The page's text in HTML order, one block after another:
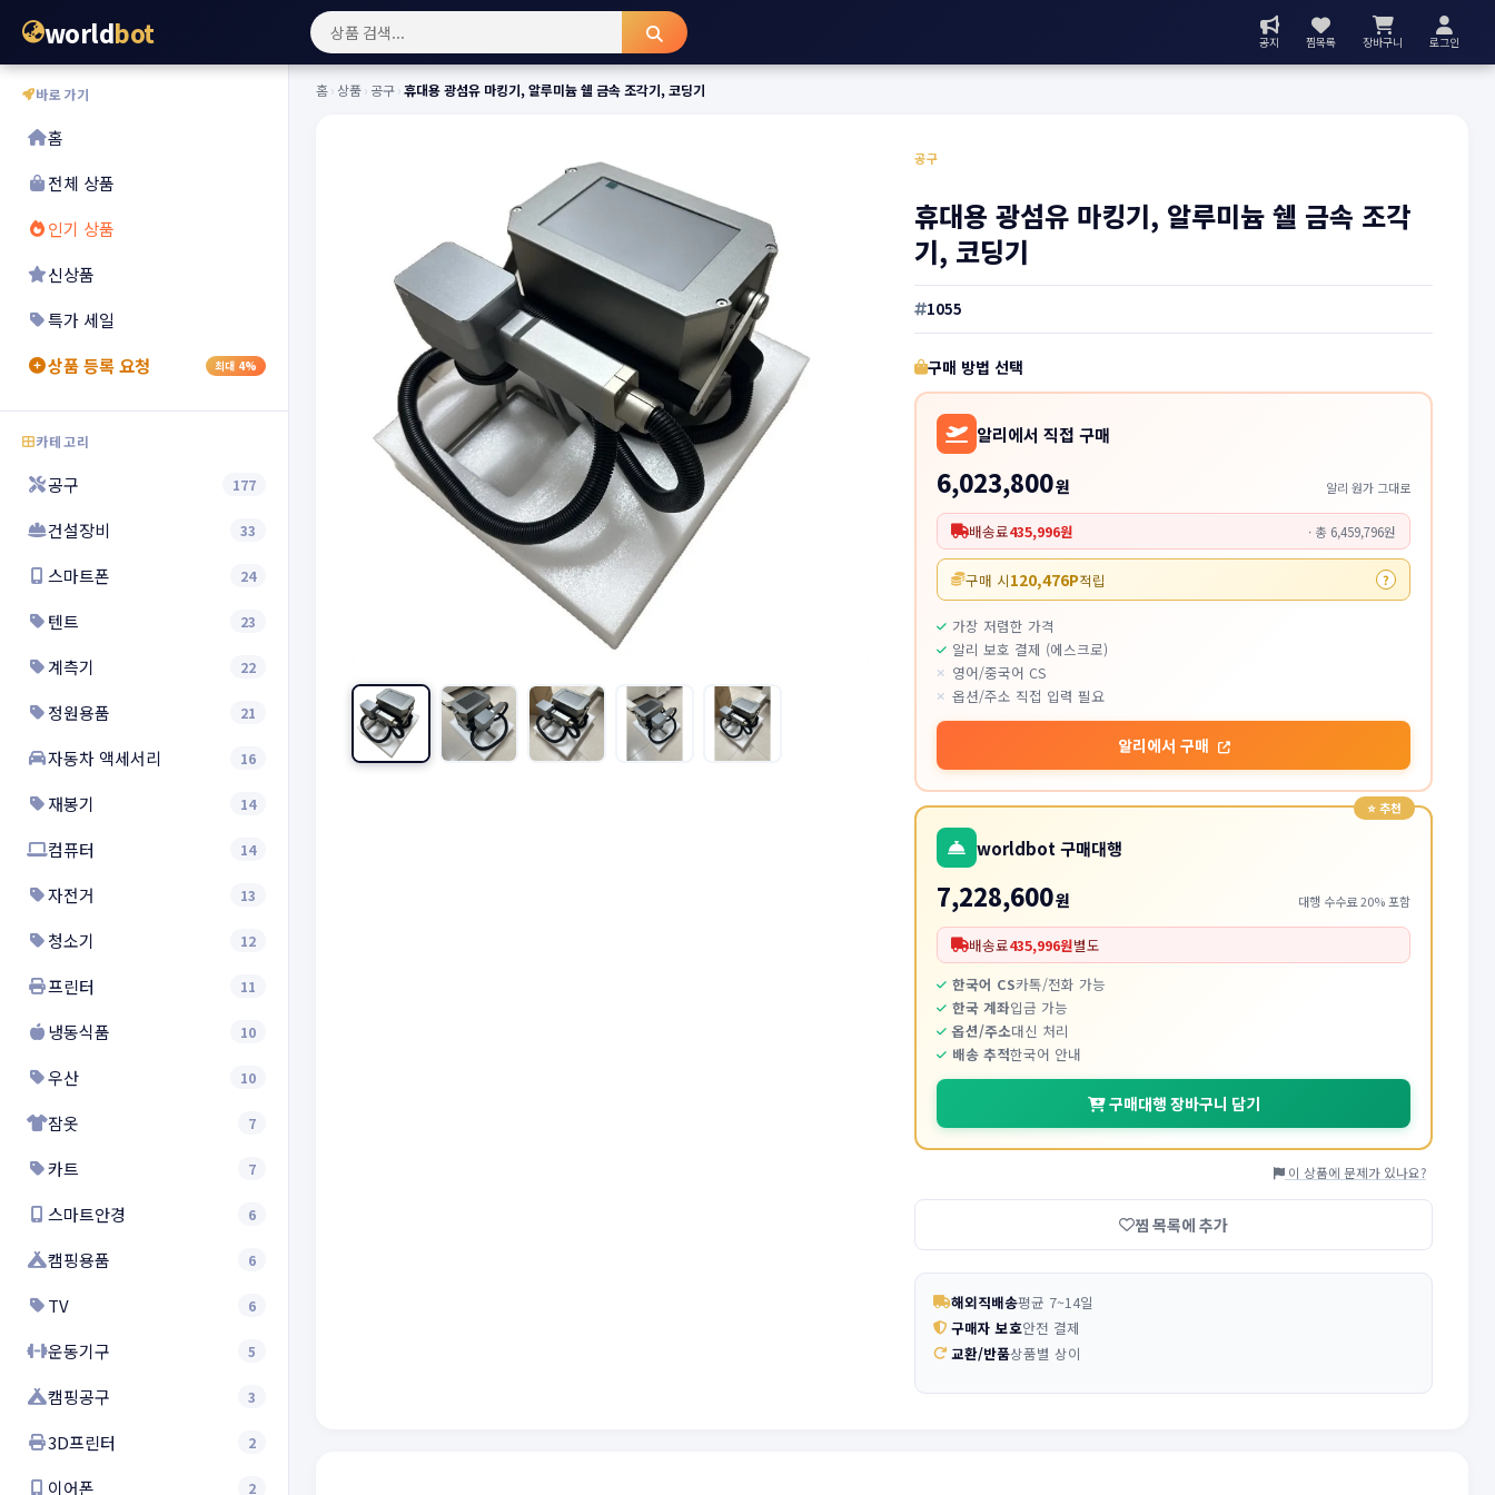
worldbot 공지 찜목록 장바구니 로그인
바로가기
홈
전체 상품
인기 상품
신상품
특가 세일
상품 등록 요청
최대 4%
카테고리
공구 177
건설장비 33
스마트폰 24
텐트 23
계측기 22
정원용품 21
자동차 액세서리 16
재봉기 14
컴퓨터 14
자전거 13
청소기 12
프린터 11
냉동식품 10
우산 10
잠옷 7
카트 7
스마트안경 6
캠핑용품 6
TV 6
운동기구 5
캠핑공구 3
3D프린터 2
이어폰 2
홈›상품› 공구›휴대용 광섬유 마킹기, 알루미늄 쉘 금속 조각기, 코딩기
공구
휴대용 광섬유 마킹기, 알루미늄 쉘 금속 조각
기, 코딩기
1055
구매 방법 선택
알리에서 직접 구매
6,023,800원 알리 원가 그대로
배송료435,996원 · 총 6,459,796원
구매 시120,476P적립 ?
가장 저렴한 가격
알리 보호 결제 (에스크로)
영어/중국어 CS
옵션/주소 직접 입력 필요
알리에서 구매
worldbot 구매대행
7,228,600원 대행 수수료 20% 포함
배송료435,996원별도
한국어 CS카톡/전화 가능
한국 계좌입금 가능
옵션/주소대신 처리
배송 추적한국어 안내
구매대행 장바구니 담기
이 상품에 문제가 있나요?
찜 목록에 추가
해외직배송평균 7~14일
구매자 보호안전 결제
교환/반품상품별 상이